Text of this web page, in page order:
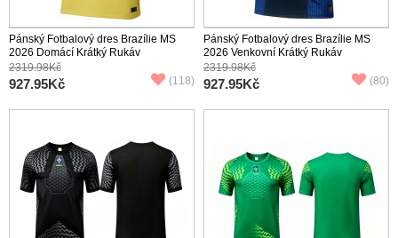
Pánský Fotbalový dres Brazílie MS
2026 Domácí Krátký Rukáv
2319.98Kč
927.95Kč (118)
Pánský Fotbalový dres Brazílie MS
2026 Venkovní Krátký Rukáv
2319.98Kč
927.95Kč (80)